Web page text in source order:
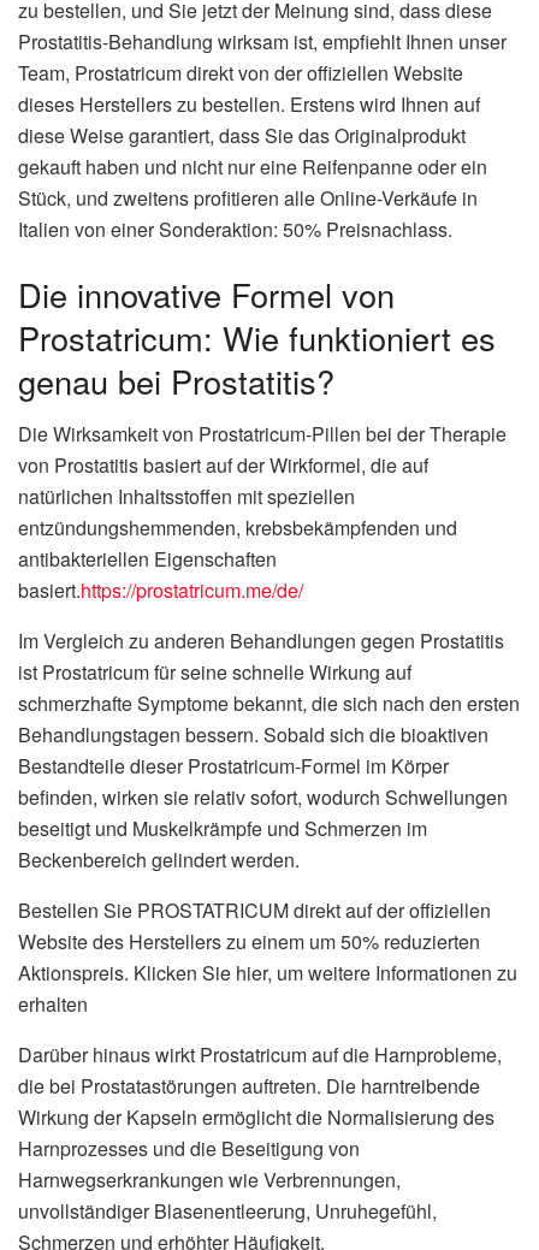
zu bestellen, und Sie jetzt der Meinung sind, dass diese
Prostatitis-Behandlung wirksam ist, empfiehlt Ihnen unser
Team, Prostatricum direkt von der offiziellen Website
dieses Herstellers zu bestellen. Erstens wird Ihnen auf
diese Weise garantiert, dass Sie das Originalprodukt
gekauft haben und nicht nur eine Reifenpanne oder ein
Stück, und zweitens profitieren alle Online-Verkäufe in
Italien von einer Sonderaktion: 50% Preisnachlass.
Die innovative Formel von
Prostatricum: Wie funktioniert es
genau bei Prostatitis?
Die Wirksamkeit von Prostatricum-Pillen bei der Therapie
von Prostatitis basiert auf der Wirkformel, die auf
natürlichen Inhaltsstoffen mit speziellen
entzündungshemmenden, krebsbekämpfenden und
antibakteriellen Eigenschaften
basiert.https://prostatricum.me/de/
Im Vergleich zu anderen Behandlungen gegen Prostatitis
ist Prostatricum für seine schnelle Wirkung auf
schmerzhafte Symptome bekannt, die sich nach den ersten
Behandlungstagen bessern. Sobald sich die bioaktiven
Bestandteile dieser Prostatricum-Formel im Körper
befinden, wirken sie relativ sofort, wodurch Schwellungen
beseitigt und Muskelkrämpfe und Schmerzen im
Beckenbereich gelindert werden.
Bestellen Sie PROSTATRICUM direkt auf der offiziellen
Website des Herstellers zu einem um 50% reduzierten
Aktionspreis. Klicken Sie hier, um weitere Informationen zu
erhalten
Darüber hinaus wirkt Prostatricum auf die Harnprobleme,
die bei Prostatastörungen auftreten. Die harntreibende
Wirkung der Kapseln ermöglicht die Normalisierung des
Harnprozesses und die Beseitigung von
Harnwegserkrankungen wie Verbrennungen,
unvollständiger Blasenentleerung, Unruhegefühl,
Schmerzen und erhöhter Häufigkeit.